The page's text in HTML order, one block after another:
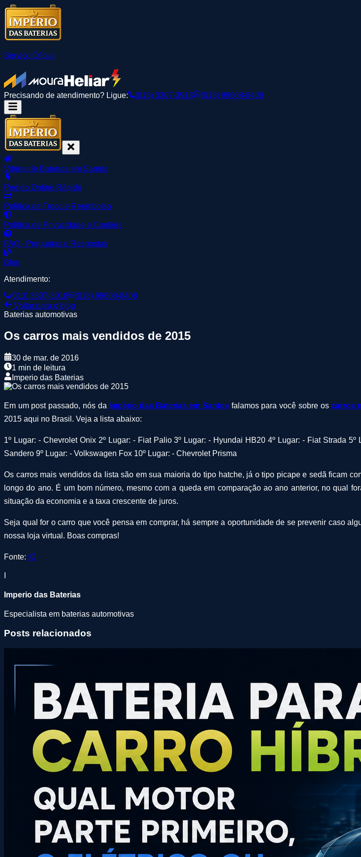
Serviço Oficial
Precisando de atendimento? Ligue: (013) 3307-3918 (013) 99608-8408
Vitrine de Baterias em Santos
Pedido Online Rápido
Política de Troca e Reembolso
Política de Privacidade e Cookies
FAQ - Perguntas e Respostas
Blog
Atendimento:
(013) 3307-3918
(013) 99608-8408
Voltar para o blog
Baterias automotivas
Os carros mais vendidos de 2015
30 de mar. de 2016
1 min de leitura
Imperio das Baterias
Em um post passado, nós da Império das Baterias em Santos falamos para você sobre oscarros
2015 aqui no Brasil. Veja a lista abaixo:
1º Lugar: - Chevrolet Onix 2º Lugar: - Fiat Palio 3º Lugar: - Hyundai HB20 4º Lugar: - Fiat Strada
Sandero 9º Lugar: - Volkswagen Fox 10º Lugar: - Chevrolet Prisma
Os carros mais vendidos da lista são em sua maioria do tipo hatche, já o tipo picape e sedã ficam
longo do ano. É um bom número, mesmo com a queda em comparação ao ano anterior, no qual
situação da economia e a taxa crescente de juros.
Seja qual for o carro que você pensa em comprar, há sempre a oportunidade de se prevenir caso
nossa loja virtual. Boas compras!
Fonte: IG
Imperio das Baterias
Especialista em baterias automotivas
Posts relacionados